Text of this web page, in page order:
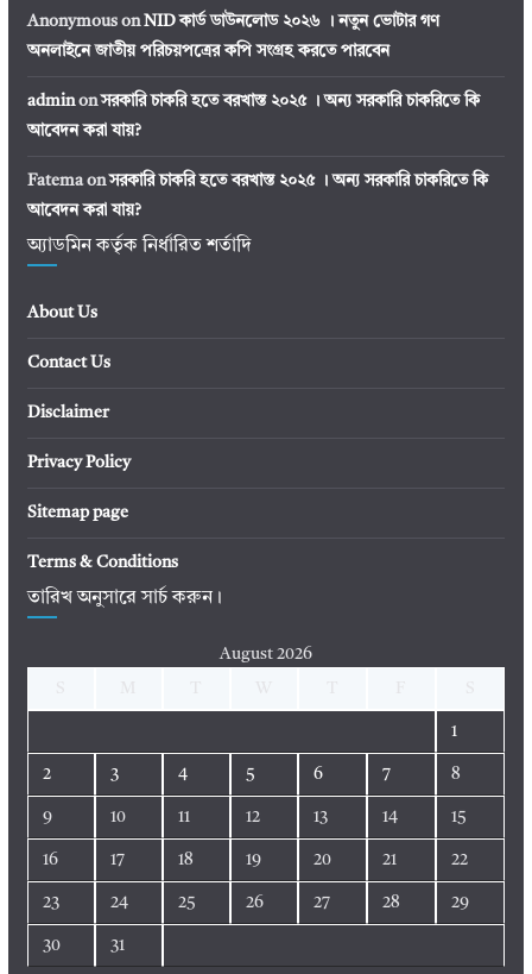
AnonymousonNID কার্ড ডাউনলোড ২০২৬ । নতুন ভোটার গণ
অনলাইনে জাতীয় পরিচয়পত্রের কপি সংগ্রহ করতে পারবেন
adminonসরকারি চাকরি হতে বরখাস্ত ২০২৫ । অন্য সরকারি চাকরিতে কি
আবেদন করা যায়?
Fatemaonসরকারি চাকরি হতে বরখাস্ত ২০২৫ । অন্য সরকারি চাকরিতে কি
আবেদন করা যায়?
অ্যাডমিন কর্তৃক নির্ধারিত শর্তাদি
About Us
Contact Us
Disclaimer
Privacy Policy
Sitemap page
Terms & Conditions
তারিখ অনুসারে সার্চ করুন।
August 2026
1
2 3 4 5 6 7 8
9 10 11 12 13 14 15
16 17 18 19 20 21 22
23 24 25 26 27 28 29
30 31